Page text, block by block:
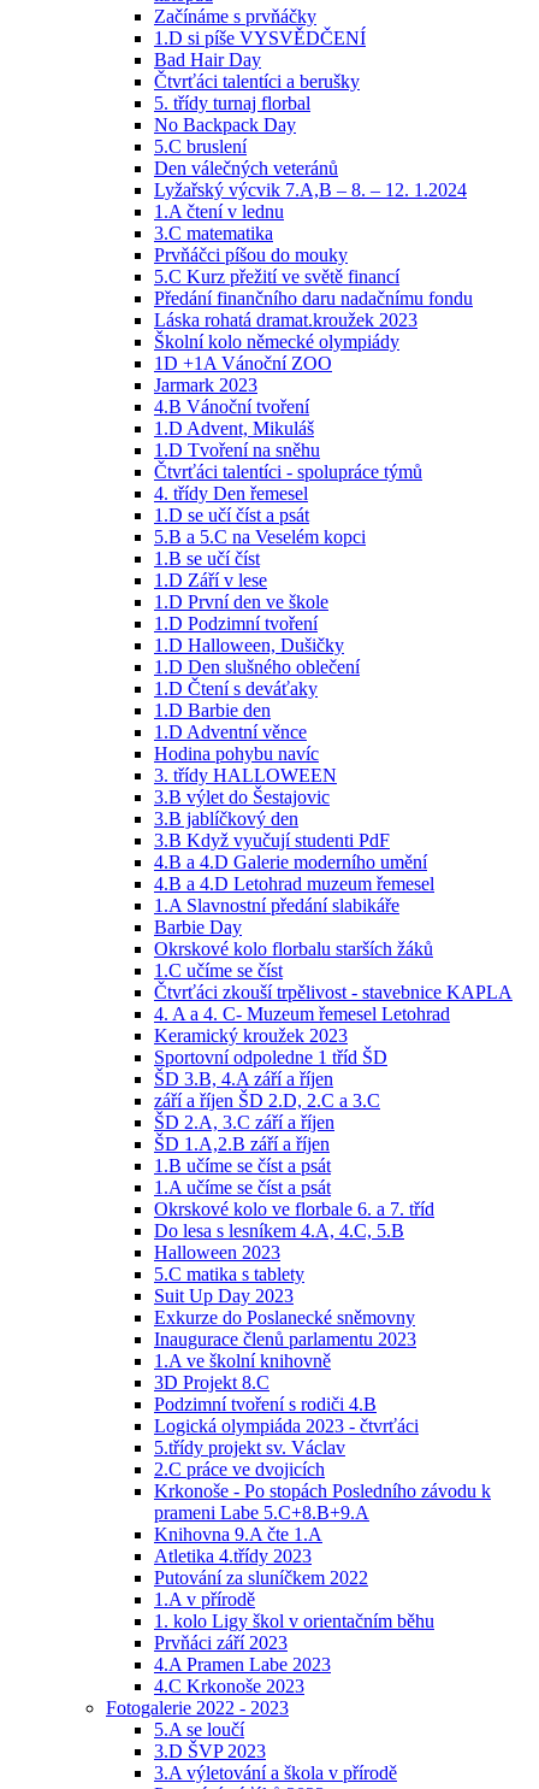
Začínáme s prvňáčky
1.D si píše VYSVĚDČENÍ
Bad Hair Day
Čtvrťáci talentíci a berušky
5. třídy turnaj florbal
No Backpack Day
5.C bruslení
Den válečných veteránů
Lyžařský výcvik 7.A,B – 8. – 12. 1.2024
1.A čtení v lednu
3.C matematika
Prvňáčci píšou do mouky
5.C Kurz přežití ve světě financí
Předání finančního daru nadačnímu fondu
Láska rohatá dramat.kroužek 2023
Školní kolo německé olympiády
1D +1A Vánoční ZOO
Jarmark 2023
4.B Vánoční tvoření
1.D Advent, Mikuláš
1.D Tvoření na sněhu
Čtvrťáci talentíci - spolupráce týmů
4. třídy Den řemesel
1.D se učí číst a psát
5.B a 5.C na Veselém kopci
1.B se učí číst
1.D Září v lese
1.D První den ve škole
1.D Podzimní tvoření
1.D Halloween, Dušičky
1.D Den slušného oblečení
1.D Čtení s deváťaky
1.D Barbie den
1.D Adventní věnce
Hodina pohybu navíc
3. třídy HALLOWEEN
3.B výlet do Šestajovic
3.B jablíčkový den
3.B Když vyučují studenti PdF
4.B a 4.D Galerie moderního umění
4.B a 4.D Letohrad muzeum řemesel
1.A Slavnostní předání slabikáře
Barbie Day
Okrskové kolo florbalu starších žáků
1.C učíme se číst
Čtvrťáci zkouší trpělivost - stavebnice KAPLA
4. A a 4. C- Muzeum řemesel Letohrad
Keramický kroužek 2023
Sportovní odpoledne 1 tříd ŠD
ŠD 3.B, 4.A září a říjen
září a říjen ŠD 2.D, 2.C a 3.C
ŠD 2.A, 3.C září a říjen
ŠD 1.A,2.B září a říjen
1.B učíme se číst a psát
1.A učíme se číst a psát
Okrskové kolo ve florbale 6. a 7. tříd
Do lesa s lesníkem 4.A, 4.C, 5.B
Halloween 2023
5.C matika s tablety
Suit Up Day 2023
Exkurze do Poslanecké sněmovny
Inaugurace členů parlamentu 2023
1.A ve školní knihovně
3D Projekt 8.C
Podzimní tvoření s rodiči 4.B
Logická olympiáda 2023 - čtvrťáci
5.třídy projekt sv. Václav
2.C práce ve dvojicích
Krkonoše - Po stopách Posledního závodu k
prameni Labe 5.C+8.B+9.A
Knihovna 9.A čte 1.A
Atletika 4.třídy 2023
Putování za sluníčkem 2022
1.A v přírodě
1. kolo Ligy škol v orientačním běhu
Prvňáci září 2023
4.A Pramen Labe 2023
4.C Krkonoše 2023
Fotogalerie 2022 - 2023
5.A se loučí
3.D ŠVP 2023
3.A výletování a škola v přírodě